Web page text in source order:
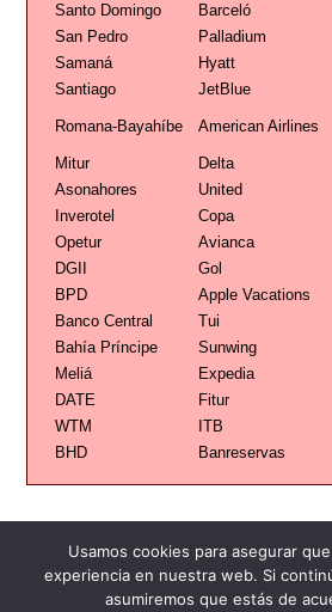
Santo Domingo
Barceló
San Pedro
Palladium
Samaná
Hyatt
Santiago
JetBlue
Romana-Bayahíbe American Airlines
Mitur
Delta
Asonahores
United
Inverotel
Copa
Opetur
Avianca
DGII
Gol
BPD
Apple Vacations
Banco Central
Tui
Bahía Príncipe
Sunwing
Meliá
Expedia
DATE
Fitur
WTM
ITB
BHD
Banreservas
Usamos cookies para asegurar
experiencia en nuestra web. Si
asumiremos que estás de
Publicidad Redacción